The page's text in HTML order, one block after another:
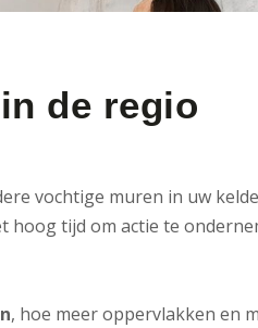
de regio
vochtige muren in uw
tijd om actie te
, hoe meer oppervlakken en